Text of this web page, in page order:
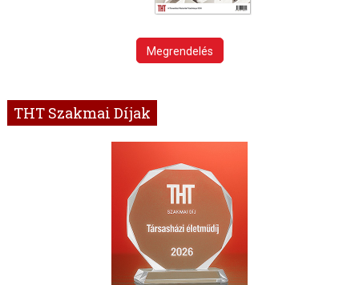
Megrendelés
THT Szakmai Díjak